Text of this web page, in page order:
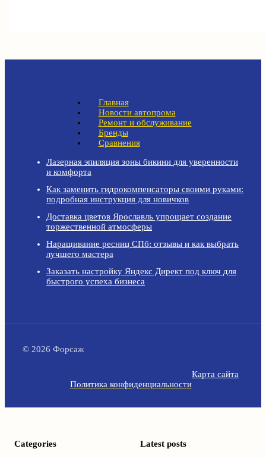
Главная
Новости автопрома
Ремонт и обслуживание
Бренды
Сравнения
Лазерная эпиляция зоны бикини для уверенности
и комфорта
Как заменить гидрокомпенсаторы своими руками:
подробная инструкция для новичков
Доставка цветов Ярославль упрощает создание
торжественной атмосферы
Наращивание ресниц СПб: отзывы и как выбрать
лучшего мастера
Заказать настройку Яндекс Директ под ключ для
быстрого успеха бизнеса
© 2026 Форсаж
Карта сайта
Политика конфиденциальности
Categories Latest posts